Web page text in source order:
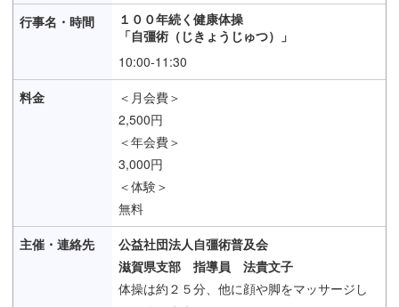
１００年続く健康体操
「自彊術（じきょうじゅつ）」
10:00-11:30
＜月会費＞
2,500円
＜年会費＞
3,000円
＜体験＞
無料
公益社団法人自彊術普及会
滋賀県支部 指導員 法貴文子
体操は約２５分、他に顔や脚をマッサージし